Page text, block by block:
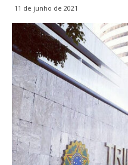
11 de junho de 2021